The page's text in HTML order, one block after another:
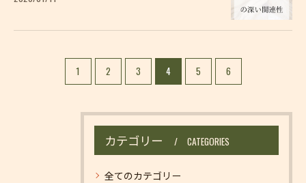
1 2 3 4 5 6
カテゴリー CATEGORIES
全てのカテゴリー